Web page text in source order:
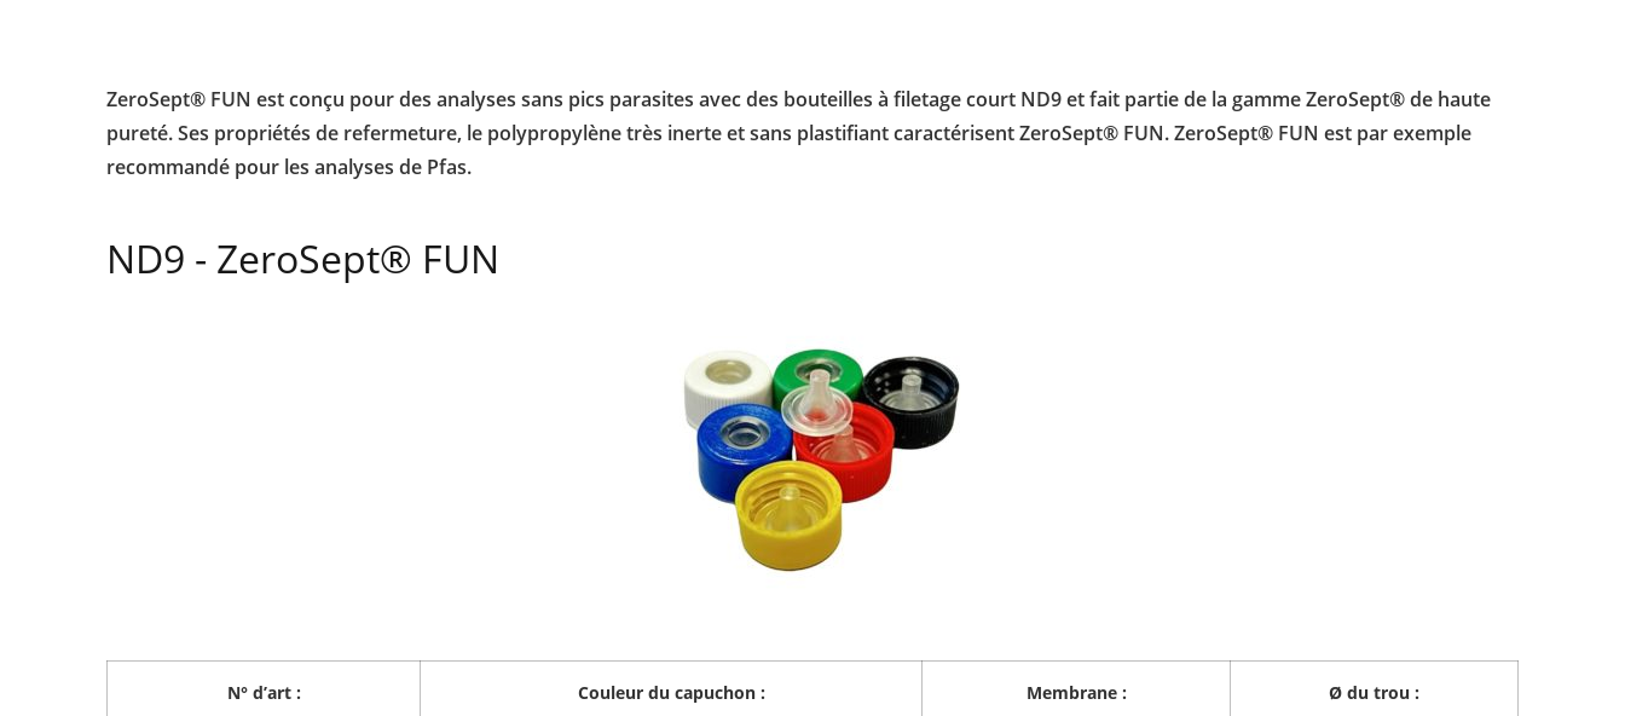
ZeroSept® FUN est conçu pour des analyses sans pics parasites avec des bouteilles à filetage court ND9 et fait partie de la gamme ZeroSept® de haute
pureté. Ses propriétés de refermeture, le polypropylène très inerte et sans plastifiant caractérisent ZeroSept® FUN. ZeroSept® FUN est par exemple
recommandé pour les analyses de Pfas.
ND9 - ZeroSept® FUN
N° d’art : Couleur du capuchon : Membrane : Ø du trou :